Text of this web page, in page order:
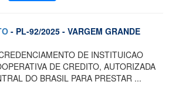
- PL-92/2025 - VARGEM GRANDE
DE INSTITUICAO
DE CREDITO, AUTORIZADA
DO BRASIL PARA PRESTAR ...